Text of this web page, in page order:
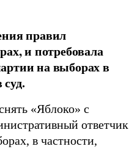
правил
и потребовала
на выборах в
«Яблоко» с
ответчик
в частности,